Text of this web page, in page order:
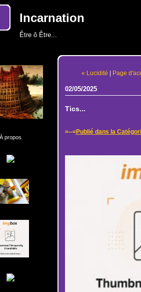
Incarnation
Être ô Être...
À propos
« Lucidité | Page
02/05/2025
Tics...
=--=Publié dans la